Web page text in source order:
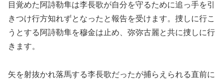
目覚めた阿詩勒隼は李長歌が自分を守るために追っ手を引
きつけ行方知れずとなったと報告を受けます。捜しに行こ
うとする阿詩勒隼を穆金は止め、弥弥古麗と共に捜しに行
きます。
矢を射抜かれ落馬する李長歌だったが捕らえられる直前に